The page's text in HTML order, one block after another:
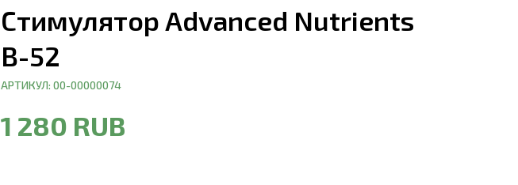
Стимулятор Advanced Nutrients
B-52
АРТИКУЛ: 00-00000074
1 280 RUB